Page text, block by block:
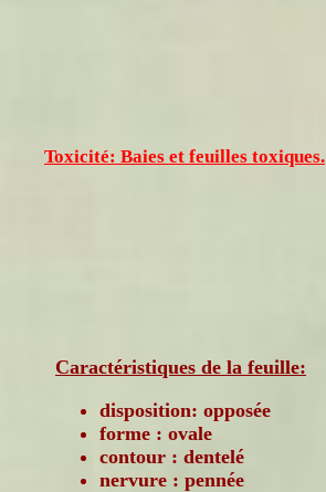
Toxicité: Baies et feuilles toxiques.
Caractéristiques de la feuille:
disposition: opposée
forme : ovale
contour : dentelé
nervure : pennée